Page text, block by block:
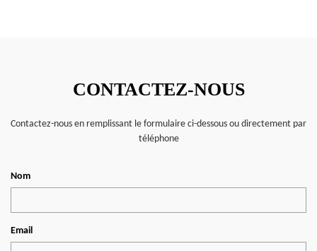
CONTACTEZ-NOUS
Contactez-nous en remplissant le formulaire ci-dessous ou directement par
téléphone
Nom
Email